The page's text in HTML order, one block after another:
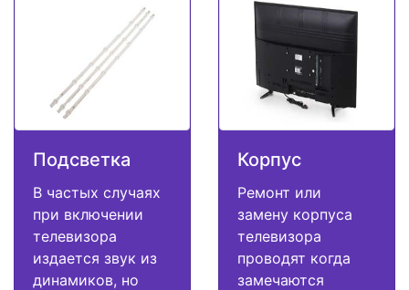
Подсветка
В частых случаях
при включении
телевизора
издается звук из
динамиков, но
Корпус
Ремонт или
замену корпуса
телевизора
проводят когда
замечаются